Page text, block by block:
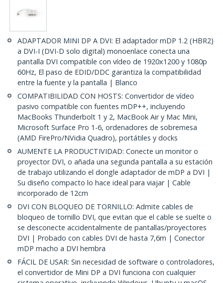
ADAPTADOR MINI DP A DVI: El adaptador mDP 1.2 (HBR2)
a DVI-I (DVI-D solo digital) monoenlace conecta una
pantalla DVI compatible con vídeo de 1920x1200 y 1080p
60Hz, El paso de EDID/DDC garantiza la compatibilidad
entre la fuente y la pantalla | Blanco
COMPATIBILIDAD CON HOSTS: Convertidor de vídeo
pasivo compatible con fuentes mDP++, incluyendo
MacBooks Thunderbolt 1 y 2, MacBook Air y Mac Mini,
Microsoft Surface Pro 1-6, ordenadores de sobremesa
(AMD FirePro/NVidia Quadro), portátiles y docks
AUMENTE LA PRODUCTIVIDAD: Conecte un monitor o
proyector DVI, o añada una segunda pantalla a su estación
de trabajo utilizando el dongle adaptador de mDP a DVI |
Su diseño compacto lo hace ideal para viajar | Cable
incorporado de 12cm
DVI CON BLOQUEO DE TORNILLO: Admite cables de
bloqueo de tornillo DVI, que evitan que el cable se suelte o
se desconecte accidentalmente de pantallas/proyectores
DVI | Probado con cables DVI de hasta 7,6m | Conector
mDP macho a DVI hembra
FÁCIL DE USAR: Sin necesidad de software o controladores,
el convertidor de Mini DP a DVI funciona con cualquier